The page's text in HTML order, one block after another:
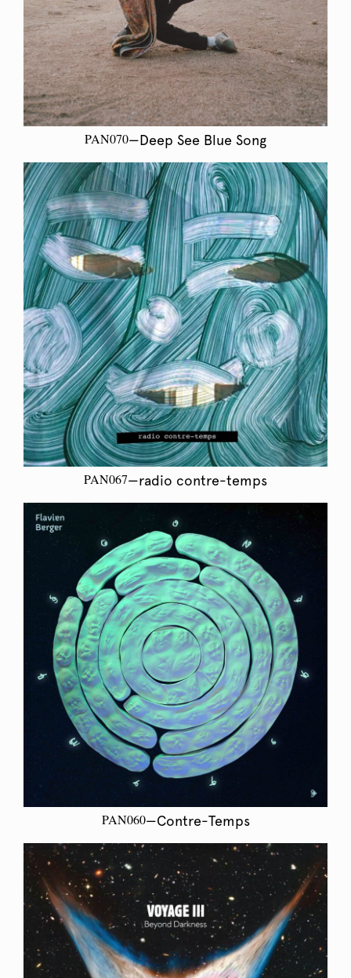
PAN070—Deep See Blue Song
PAN067—radio contre-temps
PAN060—Contre-Temps